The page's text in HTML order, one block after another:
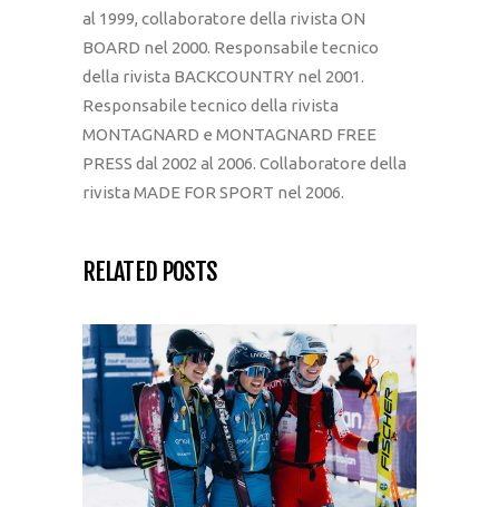
al 1999, collaboratore della rivista ON
BOARD nel 2000. Responsabile tecnico
della rivista BACKCOUNTRY nel 2001.
Responsabile tecnico della rivista
MONTAGNARD e MONTAGNARD FREE
PRESS dal 2002 al 2006. Collaboratore della
rivista MADE FOR SPORT nel 2006.
RELATED POSTS